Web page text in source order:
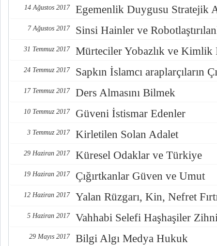
14 Ağustos 2017 Egemenlik Duygusu Stratejik
7 Ağustos 2017 Sinsi Hainler ve
31 Temmuz 2017 Mürteciler Yobazlık ve Kimlik
24 Temmuz 2017 Sapkın İslamcı araplarçıların
17 Temmuz 2017 Ders Almasını Bilmek
10 Temmuz 2017 Güveni İstismar Edenler
3 Temmuz 2017 Kirletilen Solan Adalet
29 Haziran 2017 Küresel Odaklar ve Türkiye
19 Haziran 2017 Çığırtkanlar Güven ve Umut
12 Haziran 2017 Yalan Rüzgarı, Kin, Nefret
5 Haziran 2017 Vahhabi Selefi Haşhaşiler
29 Mayıs 2017 Bilgi Algı Medya Hukuk